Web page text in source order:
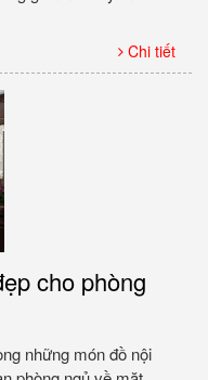
Chi tiết
cho phòng
những món đồ nội